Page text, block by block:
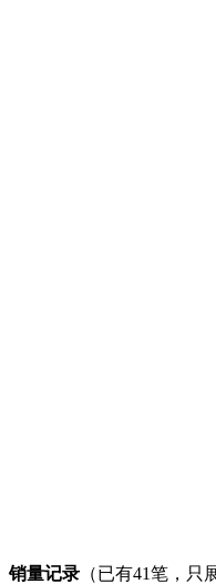
销量记录 （已有41笔，只